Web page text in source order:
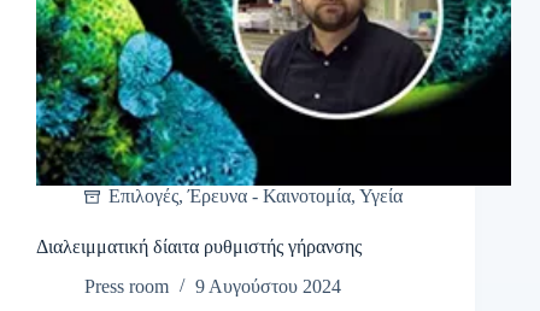
Επιλογές,Έρευνα - Καινοτομία, Υγεία
Διαλειμματική δίαιτα ρυθμιστής γήρανσης
Press room
9 Αυγούστου 2024